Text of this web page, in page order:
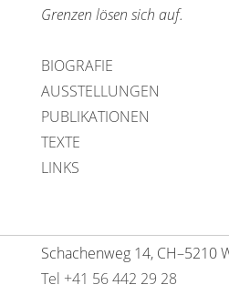
Grenzen lösen
BIOGRAFIE
AUSSTELLUNGEN
PUBLIKATIONEN
TEXTE
LINKS
Schachenweg 14, CH–5210
Tel +41 56 442 29 28